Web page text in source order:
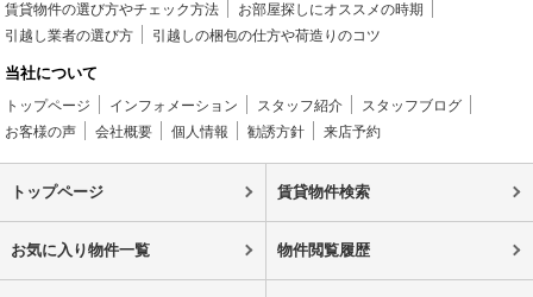
賃貸物件の選び方やチェック方法
お部屋探しにオススメの時期
引越し業者の選び方
引越しの梱包の仕方や荷造りのコツ
当社について
トップページ インフォメーション スタッフ紹介
スタッフブログ
お客様の声
会社概要 個人情報 勧誘方針 来店予約
トップページ 賃貸物件検索
お気に入り物件一覧 物件閲覧履歴